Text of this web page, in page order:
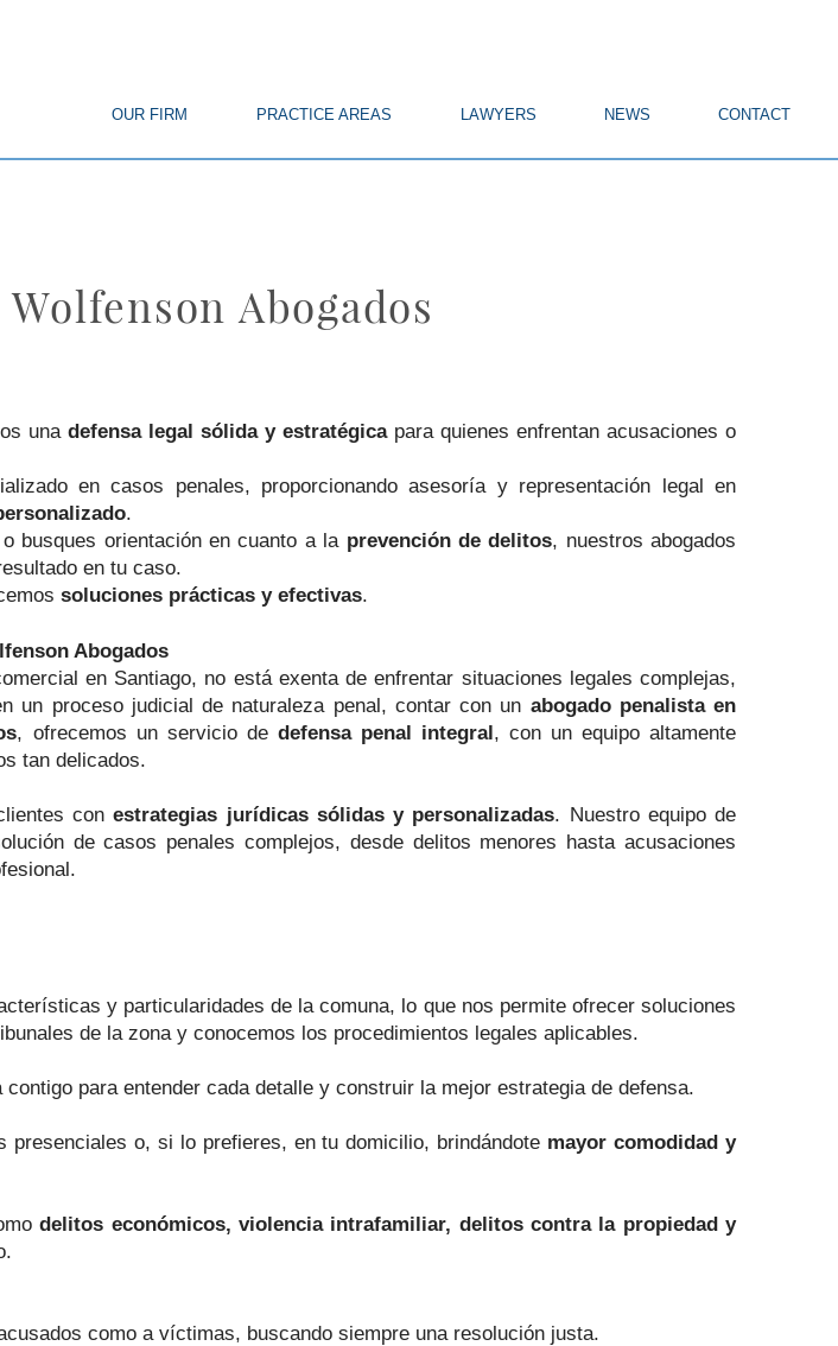
OUR FIRM PRACTICE AREAS LAWYERS NEWS CONTACT
Abogados
una defensa legal sólida y estratégicapara quienes enfrentan acusaciones o
en casos penales, proporcionando asesoría y representación legal en
.
busques orientación en cuanto a la prevención de delitos, nuestros abogados
en tu caso.
soluciones prácticas y efectivas.
Abogados
en Santiago, no está exenta de enfrentar situaciones legales complejas,
un proceso judicial de naturaleza penal, contar con un abogado penalista en
, ofrecemos un servicio de defensa penal integral, con un equipo altamente
tan delicados.
conestrategias jurídicas sólidas y personalizadas. Nuestro equipo de
de casos penales complejos, desde delitos menores hasta acusaciones
y particularidades de la comuna, lo que nos permite ofrecer soluciones
de la zona y conocemos los procedimientos legales aplicables.
para entender cada detalle y construir la mejor estrategia de defensa.
o, si lo prefieres, en tu domicilio, brindándote mayor comodidad y
delitos económicos, violencia intrafamiliar, delitos contra la propiedad y
como a víctimas, buscando siempre una resolución justa.